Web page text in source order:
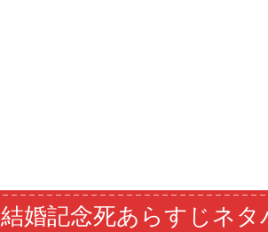
結婚記念死あらすじネタ